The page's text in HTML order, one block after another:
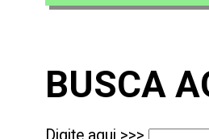
BUSCA
Digite aqui >>>